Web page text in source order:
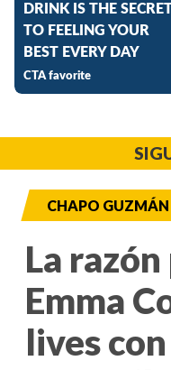
CHAPO GUZMÁN
La
Emma
lives